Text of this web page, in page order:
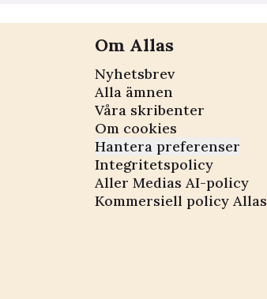
Om Allas
Nyhetsbrev
Alla ämnen
Våra skribenter
Om cookies
Hantera preferenser
Integritetspolicy
Aller Medias AI-policy
Kommersiell policy Allas